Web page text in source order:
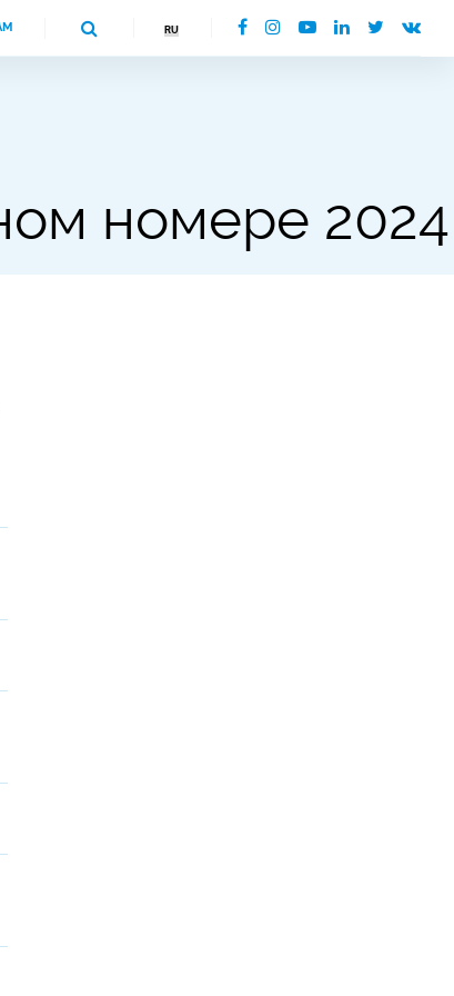
номере 2024